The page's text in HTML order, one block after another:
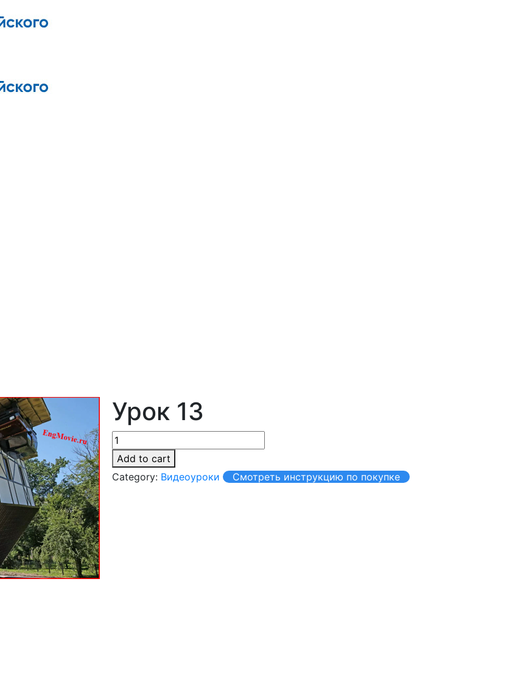
Урок 13
Add to cart
Category: Видеоуроки Смотреть инструкцию по покупке